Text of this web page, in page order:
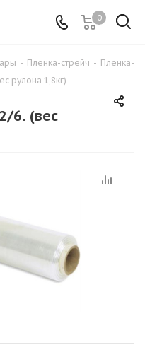
0
- Пленка-стрейч - Пленка-
рулона 1,8кг)
6. (вес